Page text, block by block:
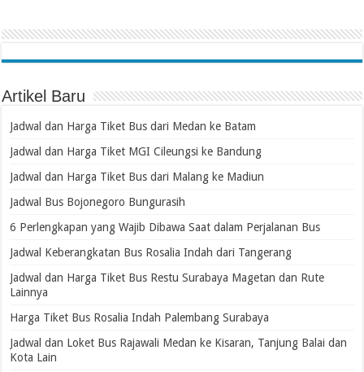
Artikel Baru
Jadwal dan Harga Tiket Bus dari Medan ke Batam
Jadwal dan Harga Tiket MGI Cileungsi ke Bandung
Jadwal dan Harga Tiket Bus dari Malang ke Madiun
Jadwal Bus Bojonegoro Bungurasih
6 Perlengkapan yang Wajib Dibawa Saat dalam Perjalanan Bus
Jadwal Keberangkatan Bus Rosalia Indah dari Tangerang
Jadwal dan Harga Tiket Bus Restu Surabaya Magetan dan Rute
Lainnya
Harga Tiket Bus Rosalia Indah Palembang Surabaya
Jadwal dan Loket Bus Rajawali Medan ke Kisaran, Tanjung Balai dan
Kota Lain